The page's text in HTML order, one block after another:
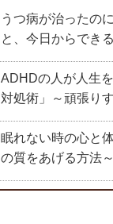
うつ病が治ったの
と、今日からでき
ADHDの人が人生
対処術」～頑張り
眠れない時の心と
の質をあげる方法～